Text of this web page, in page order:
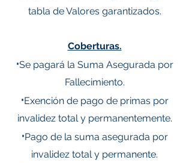
tabla de Valores garantizados.
Coberturas.
·Se pagará la Suma Asegurada por
Fallecimiento.
·Exención de pago de primas por
invalidez total y permanentemente.
·Pago de la suma asegurada por
invalidez total y permanente.